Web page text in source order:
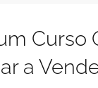
Curso
a